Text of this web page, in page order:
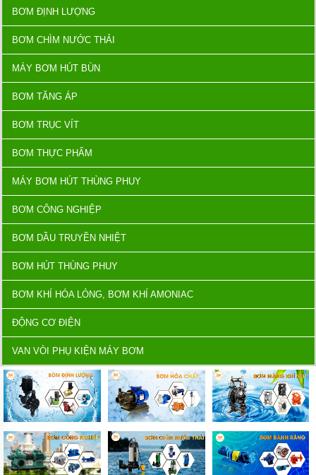
BƠM ĐỊNH LƯỢNG
BƠM CHÌM NƯỚC THẢI
MÁY BƠM HÚT BÙN
BƠM TĂNG ÁP
BƠM TRỤC VÍT
BƠM THỰC PHẨM
MÁY BƠM HÚT THÙNG PHUY
BƠM CÔNG NGHIỆP
BƠM DẦU TRUYỀN NHIỆT
BƠM HÚT THÙNG PHUY
BƠM KHÍ HÓA LỎNG, BƠM KHÍ AMONIAC
ĐỘNG CƠ ĐIỆN
VAN VÒI PHỤ KIỆN MÁY BƠM